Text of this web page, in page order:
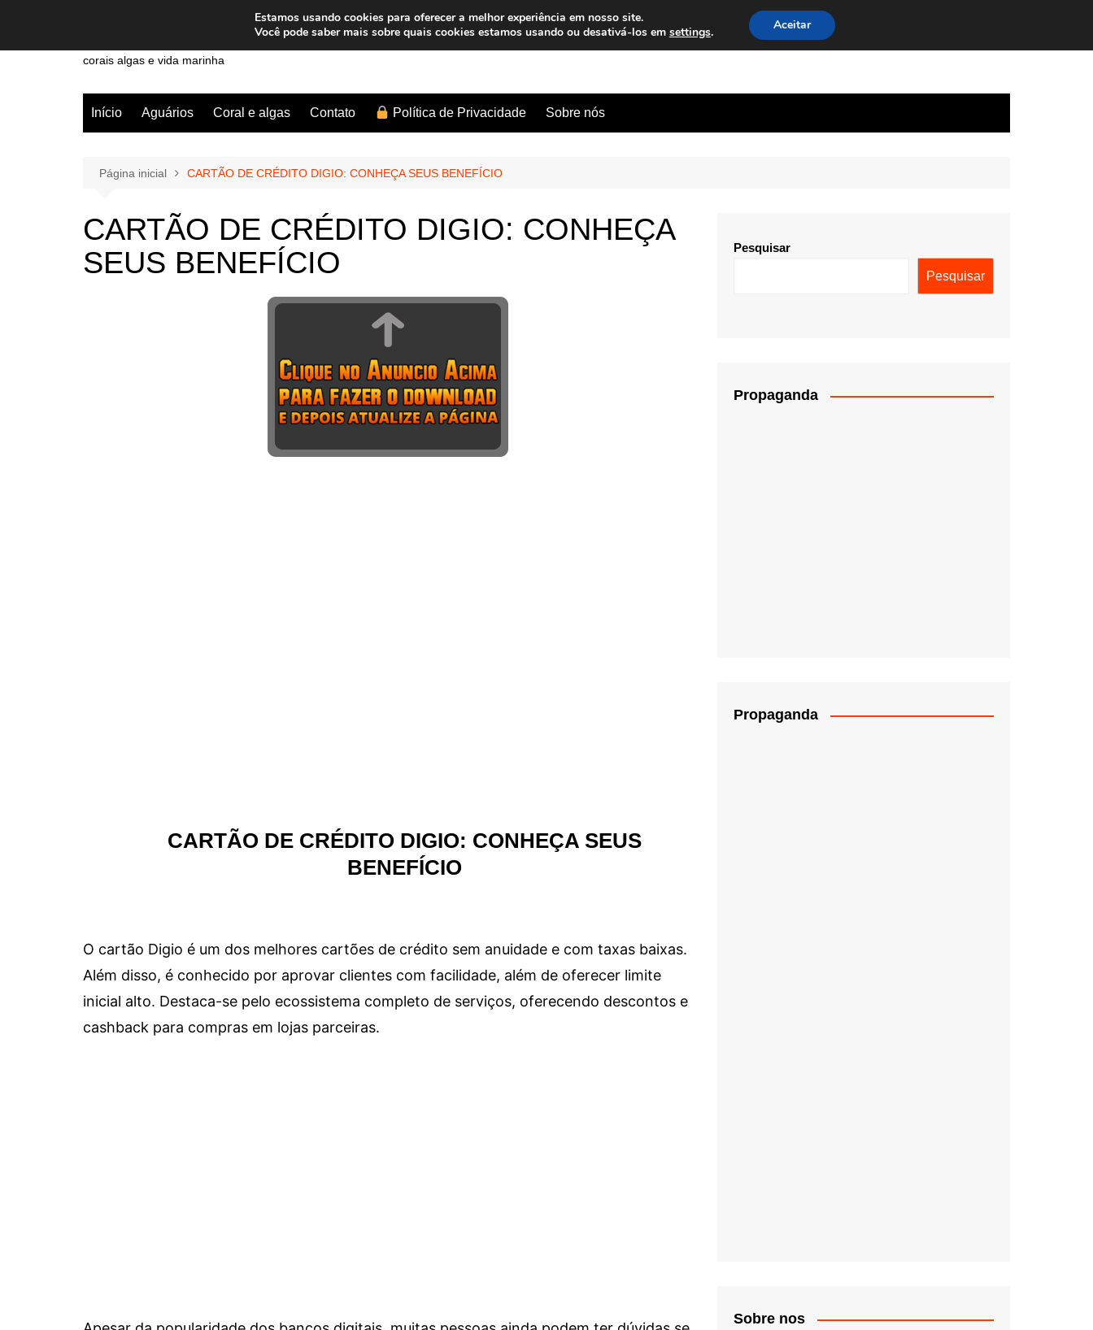
o
corais algas e vida marinha
Início Aguários Coral e algas Contato Política de Privacidade Sobre nós
Página inicial CARTÃO DE CRÉDITO DIGIO: CONHEÇA SEUS BENEFÍCIO
CARTÃO DE CRÉDITO DIGIO: CONHEÇA
SEUS BENEFÍCIO
CARTÃO DE CRÉDITO DIGIO: CONHEÇA SEUS
BENEFÍCIO
O cartão Digio é um dos melhores cartões de crédito sem anuidade e com taxas baixas.
Além disso, é conhecido por aprovar clientes com facilidade, além de oferecer limite
inicial alto. Destaca-se pelo ecossistema completo de serviços, oferecendo descontos e
cashback para compras em lojas parceiras.
Pesquisar
Pesquisar
Propaganda
Propaganda
Sobre nos
Estamos usando cookies para oferecer a melhor experiência em nosso site.
Você pode saber mais sobre quais cookies estamos usando ou desativá-los em settings. Aceitar